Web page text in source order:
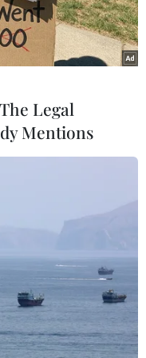
tổ chức trao
cho 93 tác giả,
Legal
Mentions